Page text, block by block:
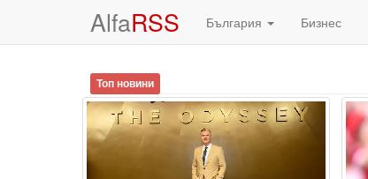
AlfaRSS България Бизнес
Топ новини